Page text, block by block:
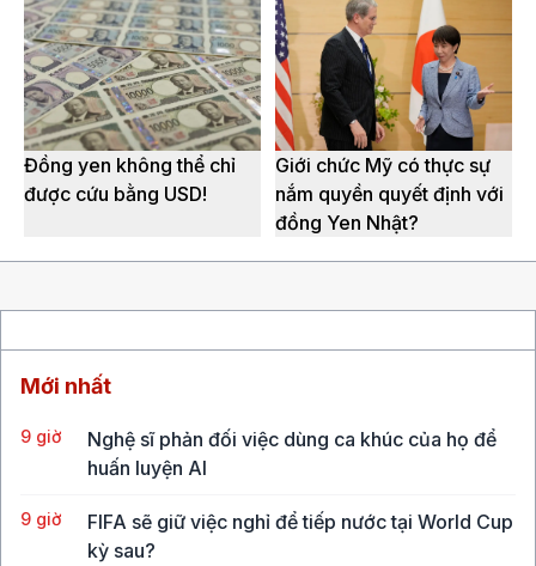
Đồng yen không thể chỉ
được cứu bằng USD!
Giới chức Mỹ có thực sự
nắm quyền quyết định với
đồng Yen Nhật?
Mới nhất
9 giờ
Nghệ sĩ phản đối việc dùng ca khúc của họ để
huấn luyện AI
9 giờ
FIFA sẽ giữ việc nghỉ để tiếp nước tại World Cup
kỳ sau?